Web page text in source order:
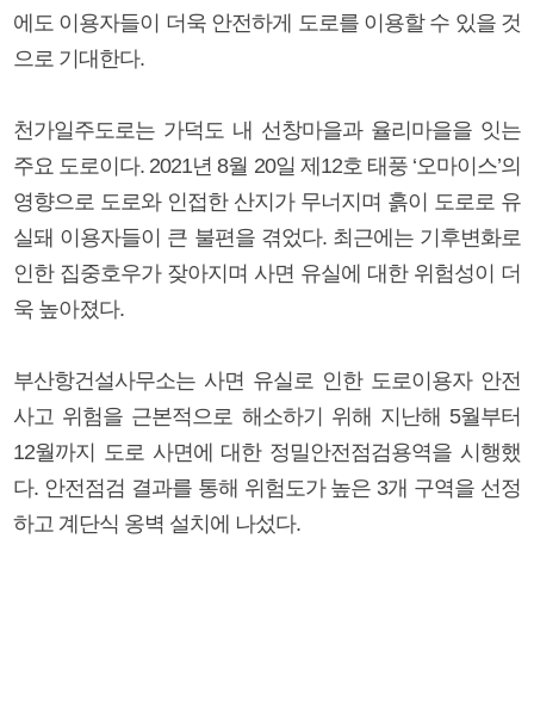
에도 이용자들이 더욱 안전하게 도로를 이용할 수 있을 것
으로 기대한다.
천가일주도로는 가덕도 내 선창마을과 율리마을을 잇는
주요 도로이다. 2021년 8월 20일 제12호 태풍 ‘오마이스’의
영향으로 도로와 인접한 산지가 무너지며 흙이 도로로 유
실돼 이용자들이 큰 불편을 겪었다. 최근에는 기후변화로
인한 집중호우가 잦아지며 사면 유실에 대한 위험성이 더
욱 높아졌다.
부산항건설사무소는 사면 유실로 인한 도로이용자 안전
사고 위험을 근본적으로 해소하기 위해 지난해 5월부터
12월까지 도로 사면에 대한 정밀안전점검용역을 시행했
다. 안전점검 결과를 통해 위험도가 높은 3개 구역을 선정
하고 계단식 옹벽 설치에 나섰다.